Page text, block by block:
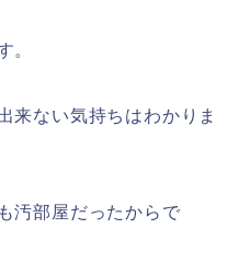
。
来ない気持ちはわかりま
汚部屋だったからで